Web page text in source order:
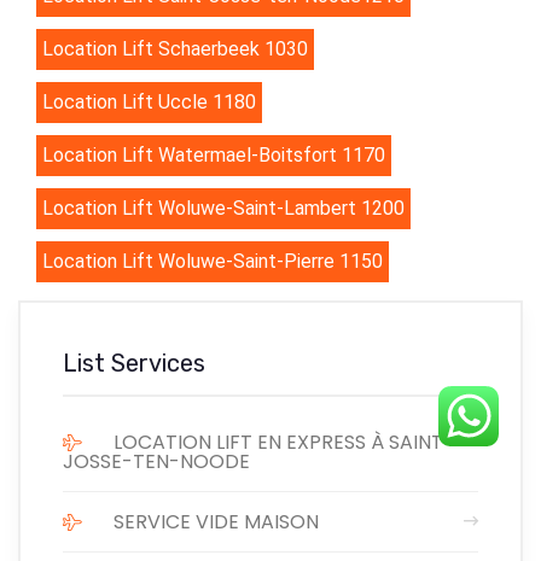
Location Lift Schaerbeek 1030
Location Lift Uccle 1180
Location Lift Watermael-Boitsfort 1170
Location Lift Woluwe-Saint-Lambert 1200
Location Lift Woluwe-Saint-Pierre 1150
List Services
LOCATION LIFT EN EXPRESS À SAINT-
JOSSE-TEN-NOODE
SERVICE VIDE MAISON